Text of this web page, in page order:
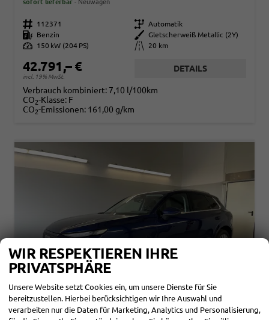
sofort lieferbar Neuwagen
Fahrzeugnr. 112371 Getriebe Automatik
Kraftstoff
Benzin Außenfarbe
Gletscherweiß Metallic (2Y)
Leistung
150 kW (204 PS) Kilometerstand 20 km
42.791,– €
incl. 19% MwSt.
DETAILS
Verbrauch kombiniert: 7,10 l/100km
CO2-Klasse: F
CO2-Emissionen: 161,00 g/km
WIR RESPEKTIEREN IHRE
PRIVATSPHÄRE
Unsere Website setzt Cookies ein, um unsere Dienste für Sie
bereitzustellen. Hierbei berücksichtigen wir Ihre Auswahl und
verarbeiten nur die Daten für Marketing, Analytics und Personalisierung,